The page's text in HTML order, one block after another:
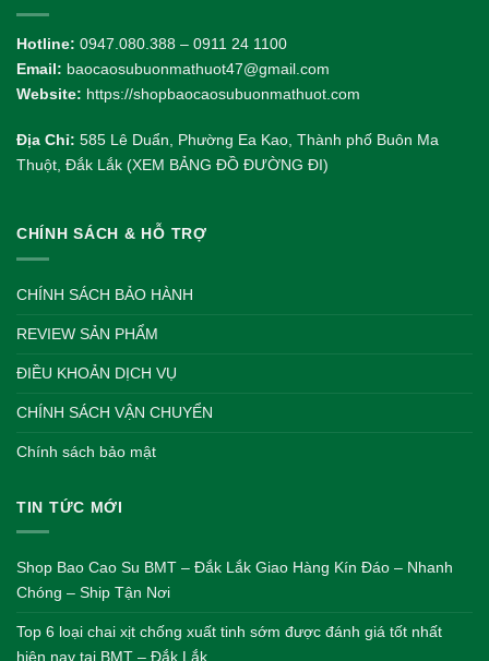
Hotline: 0947.080.388 – 0911 24 1100
Email: baocaosubuonmathuot47@gmail.com
Website: https://shopbaocaosubuonmathuot.com
Địa Chỉ: 585 Lê Duẩn, Phường Ea Kao, Thành phố Buôn Ma
Thuột, Đắk Lắk (XEM BẢNG ĐỒ ĐƯỜNG ĐI)
CHÍNH SÁCH & HỖ TRỢ
CHÍNH SÁCH BẢO HÀNH
REVIEW SẢN PHẨM
ĐIỀU KHOẢN DỊCH VỤ
CHÍNH SÁCH VẬN CHUYỂN
Chính sách bảo mật
TIN TỨC MỚI
Shop Bao Cao Su BMT – Đắk Lắk Giao Hàng Kín Đáo – Nhanh
Chóng – Ship Tận Nơi
Top 6 loại chai xịt chống xuất tinh sớm được đánh giá tốt nhất
hiện nay tại BMT – Đắk Lắk